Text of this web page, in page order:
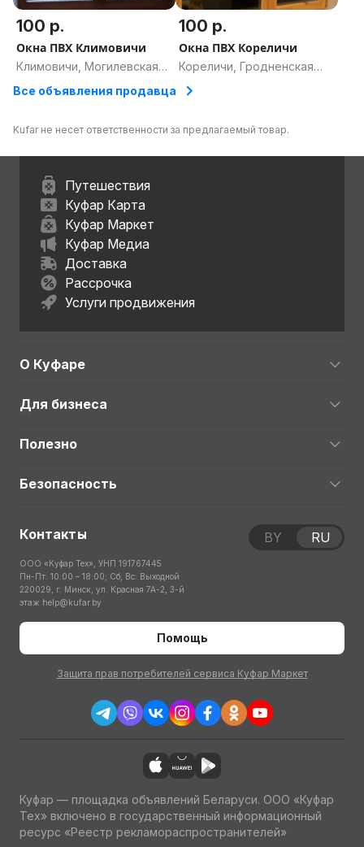
100 р.
Окна ПВХ Климовичи
Климовичи, Могилевская
100 р.
Окна ПВХ Кореличи
Кореличи, Гродненская
Все объявления продавца
Kufar не несет ответственности за предлагаемый товар.
Путешествия
Куфар Карта
Куфар Маркет
Куфар Медиа
Доставка
Рассрочка
Услуги продвижения
О Куфаре
Для бизнеса
Полезно
Безопасность
Контакты
ООО «Куфар Тех», УНП 191767445
Пн-Пт: 10:00 – 18:00; Сб, Вс: Выходной
220029, г. Минск, ул. Красная 7А-2, 3-й
этаж help@kufar.by
Помощь
Защита прав потребителей сервиса Куфар Маркет
BY RU
Куфар — площадка объявлений Беларуси. ООО «Куфар
Тех» включено в государственный информационный
ресурс «Реестр рекламораспространителей»